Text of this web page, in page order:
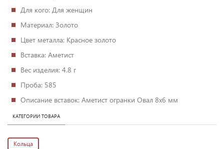
Для кого: Для женщин
Материал: Золото
Цвет металла: Красное золото
Вставка: Аметист
Вес изделия: 4.8 г
Проба: 585
Описание вставок: Аметист огранки Овал 8х6 мм
КАТЕГОРИИ ТОВАРА
Кольца